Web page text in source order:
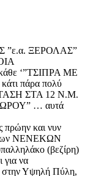
”ε.α. ΞΕΡΟΛΑΣ”
‘”ΤΣΙΠΡΑ ΜΕ
πάρα πολύ
ΣΤΑ 12 Ν.Μ.
… αυτά
πρώην και νυν
ΝΕΝΕΚΩΝ
(βεζίρη)
να
στην Υψηλή Πύλη,